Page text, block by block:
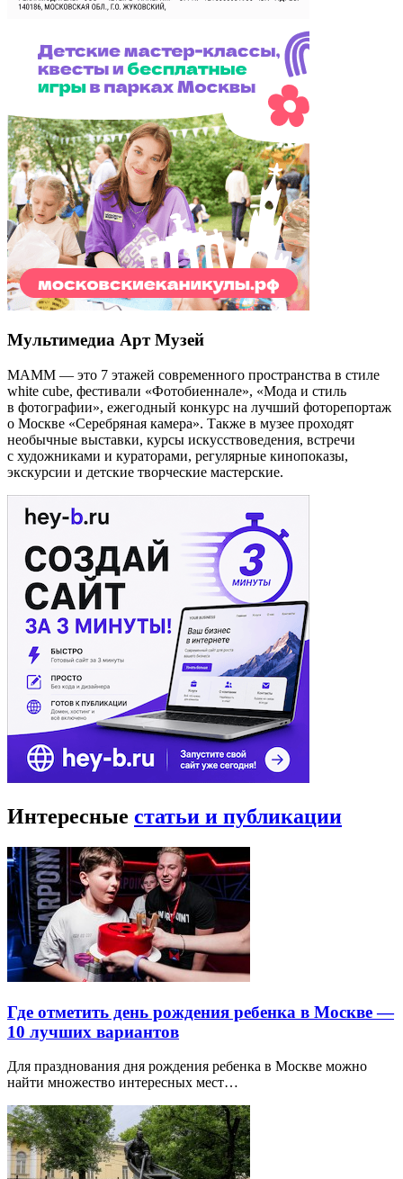
Мультимедиа Арт Музей
МАММ — это 7 этажей современного пространства в стиле
white cube, фестивали «Фотобиеннале», «Мода и стиль
в фотографии», ежегодный конкурс на лучший фоторепортаж
о Москве «Серебряная камера». Также в музее проходят
необычные выставки, курсы искусствоведения, встречи
с художниками и кураторами, регулярные кинопоказы,
экскурсии и детские творческие мастерские.
Интересные статьи и публикации
Где отметить день рождения ребенка в Москве —
10 лучших вариантов
Для празднования дня рождения ребенка в Москве можно
найти множество интересных мест…